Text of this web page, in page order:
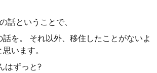
話ということで、
を。 それ以外、移住したことがないよ
います。
はずっと?